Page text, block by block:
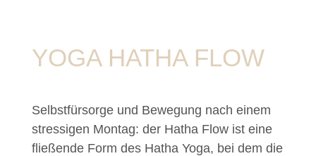
YOGA HATHA FLOW
Selbstfürsorge und Bewegung nach einem
stressigen Montag: der Hatha Flow ist eine
fließende Form des Hatha Yoga, bei dem die